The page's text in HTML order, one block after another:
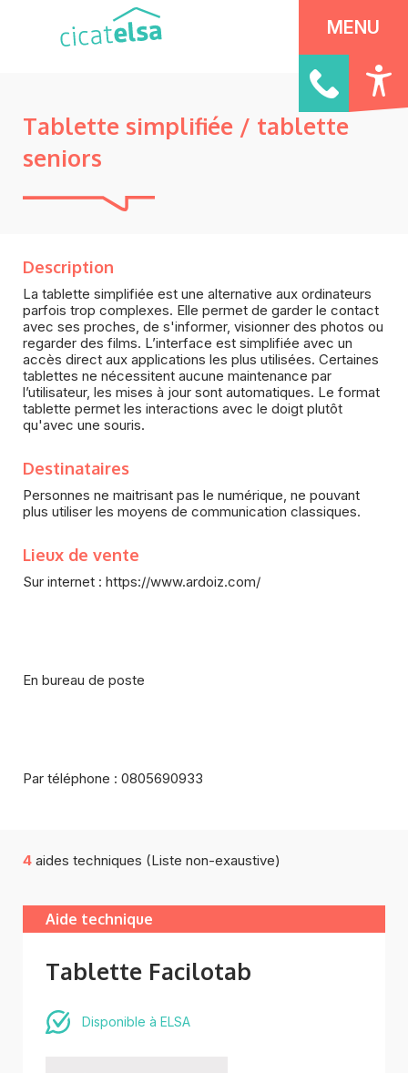
Panneau de gestion des cookies
MENU
Tablette simplifiée / tablette
seniors
Description
La tablette simplifiée est une alternative aux ordinateurs
parfois trop complexes. Elle permet de garder le contact
avec ses proches, de s'informer, visionner des photos ou
regarder des films. L’interface est simplifiée avec un
accès direct aux applications les plus utilisées. Certaines
tablettes ne nécessitent aucune maintenance par
l’utilisateur, les mises à jour sont automatiques. Le format
tablette permet les interactions avec le doigt plutôt
qu'avec une souris.
Destinataires
Personnes ne maitrisant pas le numérique, ne pouvant
plus utiliser les moyens de communication classiques.
Lieux de vente
Sur internet : https://www.ardoiz.com/
En bureau de poste
Par téléphone : 0805690933
4 aides techniques (Liste non-exaustive)
Aide technique
Tablette Facilotab
Disponible à ELSA